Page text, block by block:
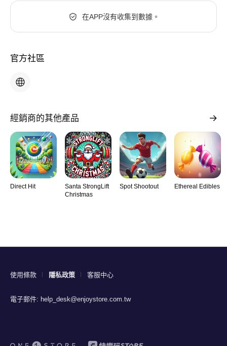
在APP沒有收集到數據。
官方社區
經銷商的其他產品
Direct Hit
Santa StrongLift
Christmas
Spot Shootout Ethereal Edibles
使用條款 隱私政策 客服中心
電子郵件: help_desk@enjoystore.com.tw